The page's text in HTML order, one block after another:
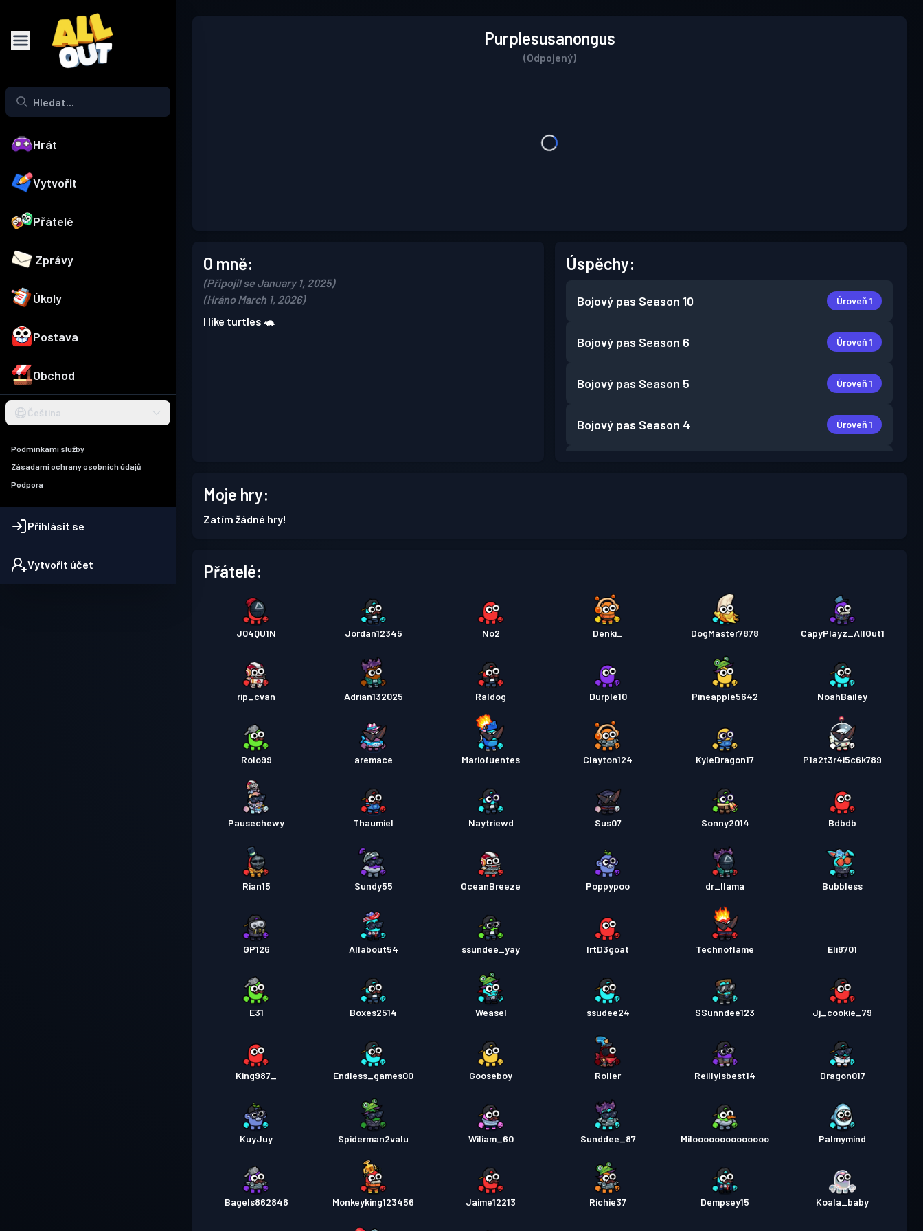
Hrát
Vytvořit
Přátelé
Zprávy
Úkoly
Postava
Obchod
Čeština
Podmínkami služby
Zásadami ochrany osobních údajů
Podpora
Přihlásit se
Vytvořit účet
Purplesusanongus
(Odpojený)
O mně:
(Připojil se January 1, 2025)
(Hráno March 1, 2026)
I like turtles 🐢
Úspěchy:
Bojový pas Season 10 Úroveň 1
Bojový pas Season 6 Úroveň 1
Bojový pas Season 5 Úroveň 1
Bojový pas Season 4 Úroveň 1
Moje hry:
Zatím žádné hry!
Přátelé:
J04QU1N Jordan12345 No2 Denki_ DogMaster7878 CapyPlayz_AllOut1
rip_cvan Adrian132025 Raldog Durple10 Pineapple5642 NoahBailey
Rolo99 aremace Mariofuentes Clayton124 KyleDragon17 P1a2t3r4i5c6k789
Pausechewy Thaumiel Naytriewd Sus07 Sonny2014 Bdbdb
Rian15 Sundy55 OceanBreeze Poppypoo dr_llama Bubbless
GP126 Allabout54 ssundee_yay lrtD3goat Technoflame Eli8701
E31 Boxes2514 Weasel ssudee24 SSunndee123 Jj_cookie_79
King987_ Endless_games00 Gooseboy Roller ReillyIsbest14 Dragon017
KuyJuy Spiderman2valu Wiliam_60 Sunddee_87 Miloooooooooooooo Palmymind
Bagels862846 Monkeyking123456 Jaime12213 Richie37 Dempsey15 Koala_baby